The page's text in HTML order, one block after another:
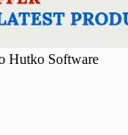
Hutko Software